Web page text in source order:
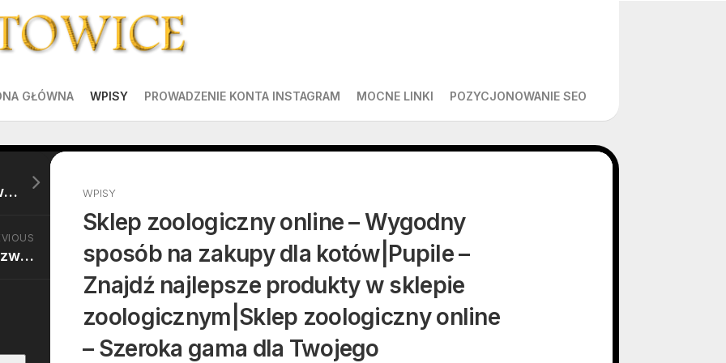
GŁÓWNA WPISY PROWADZENIE KONTA INSTAGRAM MOCNE LINKI POZYCJONOWANIE SEO
WPISY
Sklep zoologiczny online – Wygodny
sposób na zakupy dla kotów|Pupile –
Znajdź najlepsze produkty w sklepie
zoologicznym|Sklep zoologiczny online
– Szeroka gama dla Twojego
Sklep internetowy dla zwierząt – Twój sposób na zakupy dla psów|Pupile – Zadbaj o nie w sklepie internetowym|Sklep zoologiczny online – Szeroka gama dla Twojego pupila|Sklep w sieci – Gdzie znaleźć dla gryzoni|Zakupy w sklepie zoologicznym online – Co warto kupić|Sklep zoologiczny – Najwyższa jakość w super cenach|Sklep w sieci – Oferta karm, smakołyków i zabawek dla kotów|Sklep zoologiczny online – Wszystko dla Twojego pupila|Sklep internetowy – Kup najlepsze produkty dla swojego psa|Sklep internetowy – Wygodne zakupy dla każdego pupila|Sklep zoologiczny – Niezbędne akcesoria dla gryzonia|Sklep internetowy – Najlepsze akcesoria w jednym miejscu|Sklep zoologiczny online – Zakupy w przystępnych cenach dla każdego zwierzęcia|Sklep zoologiczny online – Wybierz najlepsze produkty dla swojego gryzonia|Sklep internetowy – Różnorodność produktów dla psów|Sklep internetowy – Zaufany sklep z akcesoriami dla zwierząt|Sklep internetowy – Zadbaj o akcesoria, które spełnią oczekiwania Twojego zwierzaka|Sklep zoologiczny – Zakupy dla psów|Sklep internetowy – Niezbędne akcesoria dla Twojego pupila|Sklep zoologiczny online – Bezpieczeństwo w każdym zakupie dla gryzoni|Sklep internetowy – Sprawdzone akcesoria w super cenach|Sklep internetowy – Szeroka gama dla Twojego psa|Sklep zoologiczny online – Odkryj produkty, które spełnią oczekiwania Twojego pupila|Sklep zoologiczny online – Specjalne ceny dla każdego miłośnika zwierząt|Sklep w sieci – Idealne akcesoria w jednym miejscu|Sklep zoologiczny online – Pomoc w zakupach dla gryzoni|Sklep internetowy – Szeroki wybór produktów dla Twoich zwierzaków|Sklep internetowy – Niezbędne akcesoria dla kota|Sklep zoologiczny w sieci – Szeroki wybór dla kotów
Sklep internetowy dla zwierząt – Idealny sposób na zakupy dla kotów|Czworonogi – Znajdź najlepsze produkty w sklepie internetowym|Sklep zoologiczny w internecie – Szeroka gama dla Twojego pupila|Sklep w sieci – Gdzie znaleźć dla psów|Zakupy w sklepie internetowym – Jakie produkty wybrać|Sklep internetowy – Najwyższa jakość w promocjach|Sklep w sieci – Bogaty wybór karm, smakołyków i zabawek dla psów|Sklep internetowy – Najlepsze dla Twojego pupila|Sklep online – Kup najlepsze produkty dla swojego gryzonia|Sklep internetowy – Bezproblemowe zakupy dla każdego pupila|Sklep internetowy – Wszystko, czego potrzebujesz dla kota|Sklep w sieci – Wszystko, czego potrzebujesz w jednym miejscu|Sklep internetowy – Skorzystaj z promocji dla każdego zwierzęcia|Sklep w internecie – Zrób zakupy dla swojego gryzonia|Sklep zoologiczny w sieci – Różnorodność produktów dla kotów|Sklep zoologiczny online – Zaufany sklep z akcesoriami dla zwierząt|Sklep w sieci – Znajdź akcesoria, które spełnią oczekiwania Twojego zwierzaka|Sklep zoologiczny – Zakupy dla gryzoni|Sklep zoologiczny – Niezbędne akcesoria dla Twojego pupila|Sklep w sieci – Jakość w każdym zakupie dla psów|Sklep zoologiczny – Sprawdzone akcesoria w najlepszych cenach|Sklep zoologiczny online – Doskonałe akcesoria dla Twojego gryzonia|Sklep zoologiczny – Wybierz produkty, które spełnią oczekiwania Twojego pupila|Sklep internetowy – Atrakcyjne oferty dla każdego miłośnika zwierząt|Sklep zoologiczny online – Idealne akcesoria w jednym miejscu|Sklep internetowy – Wsparcie w zakupach dla kotów|Sklep w sieci – Szeroki wybór produktów dla Twoich zwierzaków|Sklep online – Niezbędne akcesoria dla psa|Sklep zoologiczny online – Najlepsze produkty dla kotów